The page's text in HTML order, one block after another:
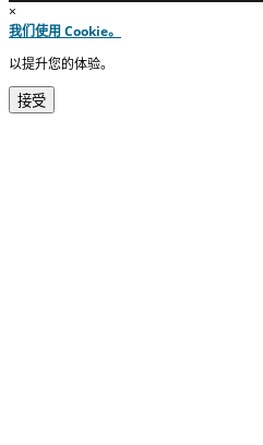
×
我们使用 Cookie。
以提升您的体验。
接受